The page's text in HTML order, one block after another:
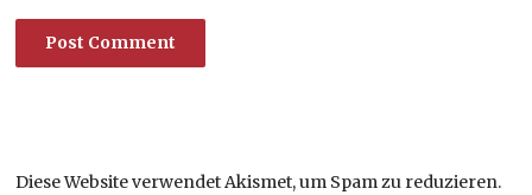
Diese Website verwendet Akismet, um Spam zu reduzieren.